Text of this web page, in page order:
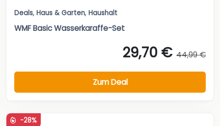
Deals, Haus & Garten, Haushalt
WMF Basic Wasserkaraffe-Set
29,70 € 44,99 €
Zum Deal
-28%